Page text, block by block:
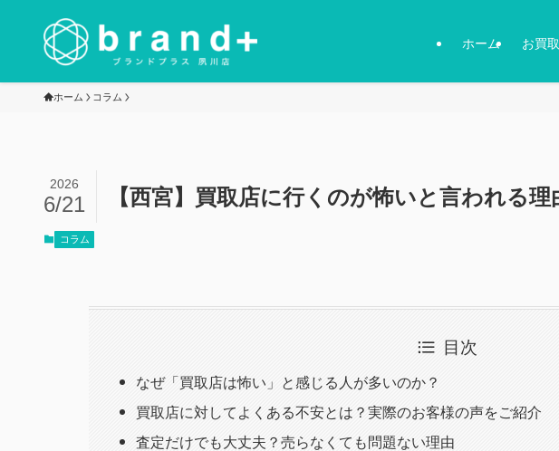
ホーム お買
ホーム コラム
【西宮】買取店に行くのが怖いと言われる
2026
6/21
コラム
目次
なぜ「買取店は怖い」と感じる人が多いのか？
買取店に対してよくある不安とは？実際のお客様の声をご紹介
査定だけでも大丈夫？売らなくても問題ない理由